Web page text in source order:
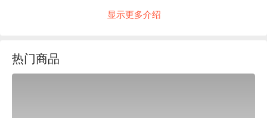
【招牌菜色】
乡土料理：使用产地直送的日南鸡、九州黑猪、真鲭鱼、现捞
显示更多介绍
热门商品